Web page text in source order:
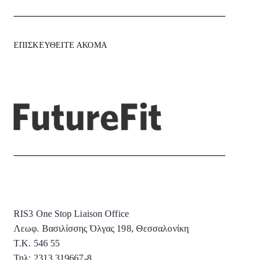
ΕΠΙΣΚΕΥΘΕΙΤΕ ΑΚΟΜΑ
RIS3 One Stop Liaison Office
Λεωφ. Βασιλίσσης Όλγας 198, Θεσσαλονίκη
Τ.Κ. 546 55
Τηλ: 2313 319667-8